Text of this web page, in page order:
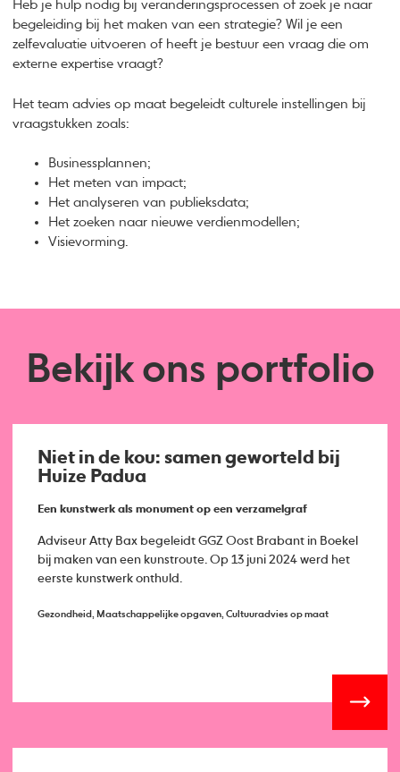
Heb je hulp nodig bij veranderingsprocessen of zoek je naar
begeleiding bij het maken van een strategie? Wil je een
zelfevaluatie uitvoeren of heeft je bestuur een vraag die om
externe expertise vraagt?
Het team advies op maat begeleidt culturele instellingen bij
vraagstukken zoals:
Businessplannen;
Het meten van impact;
Het analyseren van publieksdata;
Het zoeken naar nieuwe verdienmodellen;
Visievorming.
Bekijk ons portfolio
Niet in de kou: samen geworteld bij
Huize Padua
Een kunstwerk als monument op een verzamelgraf
Adviseur Atty Bax begeleidt GGZ Oost Brabant in Boekel
bij maken van een kunstroute. Op 13 juni 2024 werd het
eerste kunstwerk onthuld.
Gezondheid, Maatschappelijke opgaven, Cultuuradvies op maat